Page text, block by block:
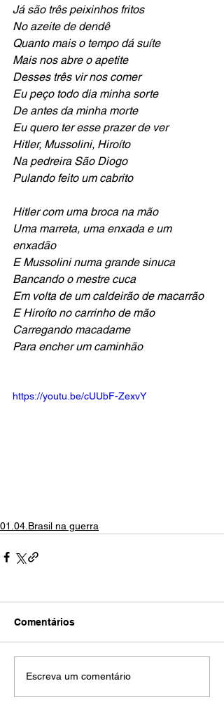
Já são três peixinhos fritos
No azeite de dendê
Quanto mais o tempo dá suíte
Mais nos abre o apetite
Desses três vir nos comer
Eu peço todo dia minha sorte
De antes da minha morte
Eu quero ter esse prazer de ver
Hitler, Mussolini, Hiroíto
Na pedreira São Diogo
Pulando feito um cabrito
Hitler com uma broca na mão
Uma marreta, uma enxada e um
enxadão
E Mussolini numa grande sinuca
Bancando o mestre cuca
Em volta de um caldeirão de macarrão
E Hiroíto no carrinho de mão
Carregando macadame
Para encher um caminhão
https://youtu.be/cUUbF-ZexvY
01.04.Brasil na guerra
Comentários
Escreva um comentário